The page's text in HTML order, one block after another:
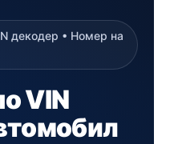
декодер • Номер на
VIN